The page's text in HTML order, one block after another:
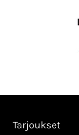
Tarjoukset